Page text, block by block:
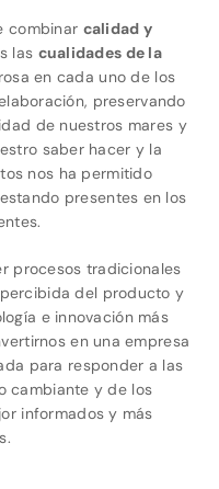
combinar calidad y
las cualidades de la
en cada uno de los
preservando
de nuestros mares y
saber hacer y la
nos ha permitido
presentes en los
procesos tradicionales
del producto y
e innovación más
en una empresa
para responder a las
cambiante y de los
informados y más